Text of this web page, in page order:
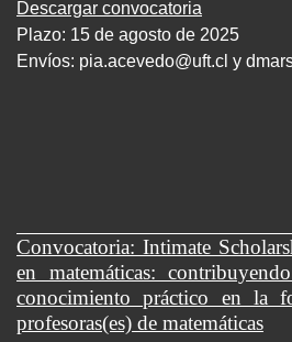
Descargar convocatoria
Plazo: 15 de agosto de 2025
Envíos: pia.acevedo@uft.cl y
Convocatoria: Intimate
en matemáticas:
conocimiento práctico en la
profesoras(es) de matemáticas